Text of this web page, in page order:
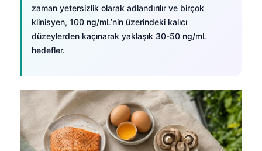
zaman yetersizlik olarak adlandırılır ve birçok
klinisyen, 100 ng/mL’nin üzerindeki kalıcı
düzeylerden kaçınarak yaklaşık 30-50 ng/mL
hedefler.